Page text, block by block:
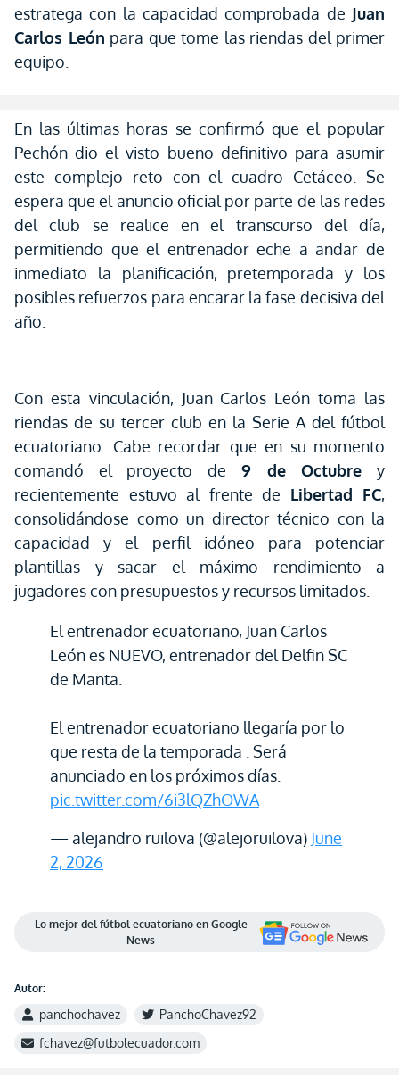
estratega con la capacidad comprobada de Juan
Carlos León para que tome las riendas del primer
equipo.
En las últimas horas se confirmó que el popular
Pechón dio el visto bueno definitivo para asumir
este complejo reto con el cuadro Cetáceo. Se
espera que el anuncio oficial por parte de las redes
del club se realice en el transcurso del día,
permitiendo que el entrenador eche a andar de
inmediato la planificación, pretemporada y los
posibles refuerzos para encarar la fase decisiva del
año.
Con esta vinculación, Juan Carlos León toma las
riendas de su tercer club en la Serie A del fútbol
ecuatoriano. Cabe recordar que en su momento
comandó el proyecto de 9 de Octubre y
recientemente estuvo al frente de Libertad FC,
consolidándose como un director técnico con la
capacidad y el perfil idóneo para potenciar
plantillas y sacar el máximo rendimiento a
jugadores con presupuestos y recursos limitados.
El entrenador ecuatoriano, Juan Carlos
León es NUEVO, entrenador del Delfin SC
de Manta.
El entrenador ecuatoriano llegaría por lo
que resta de la temporada . Será
anunciado en los próximos días.
pic.twitter.com/6i3lQZhOWA
— alejandro ruilova (@alejoruilova) June
2, 2026
Lo mejor del fútbol ecuatoriano en Google
News
Autor:
panchochavez
PanchoChavez92
fchavez@futbolecuador.com